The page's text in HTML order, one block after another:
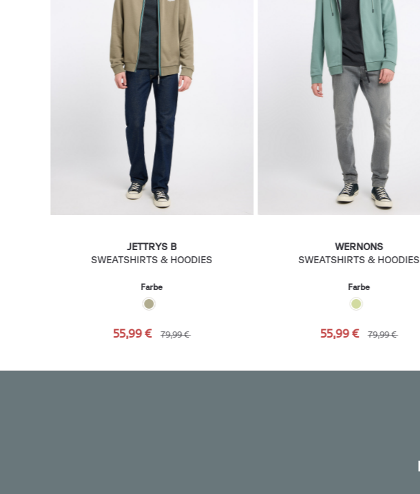
JETTRYS B
SWEATSHIRTS & HOODIES
Farbe
55,99 € 79,99 €
WERNONS
SWEATSHIRTS & HOODIES
Farbe
55,99 € 79,99 €